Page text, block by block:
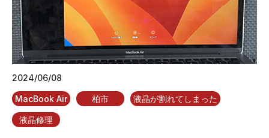
2024/06/08
MacBook Air 柏市 液晶が割れてしまった
液晶修理